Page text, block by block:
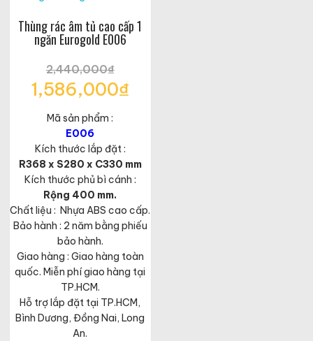
Thùng rác âm tủ cao cấp 1
ngăn Eurogold E006
2,440,000₫
Giá
gốc
là:
2,440,000₫.
1,586,000₫
hiện
tại
là:
1,586,000₫.
Mã sản phẩm :
E006
Kích thước lắp đặt :
R368 x S280 x C330 mm
Kích thước phủ bì cánh :
Rộng 400 mm.
Chất liệu : Nhựa ABS cao cấp.
Bảo hành : 2 năm bằng phiếu
bảo hành.
Giao hàng : Giao hàng toàn
quốc. Miễn phí giao hàng tại
TP.HCM.
Hỗ trợ lắp đặt tại TP.HCM,
Bình Dương, Đồng Nai, Long
An.